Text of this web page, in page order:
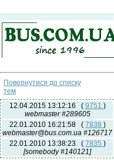
Повернутися до списку
тем
12.04.2015 13:12:16
( 9751 )
webmaster #289605
22.01.2010 16:21:58
( 7838 )
webmaster@bus.com.ua #126717
22.01.2010 13:38:23
( 7835 )
[somebody #140121]